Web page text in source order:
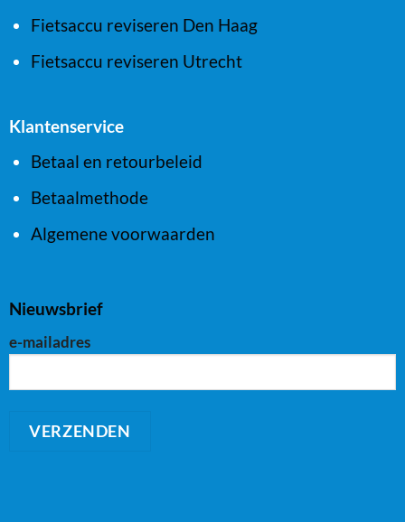
Fietsaccu reviseren Den Haag
Fietsaccu reviseren Utrecht
Klantenservice
Betaal en retourbeleid
Betaalmethode
Algemene voorwaarden
Nieuwsbrief
e-mailadres